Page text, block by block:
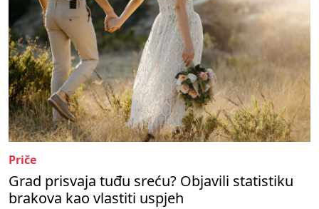
Priče
Grad prisvaja tuđu sreću? Objavili statistiku
brakova kao vlastiti uspjeh